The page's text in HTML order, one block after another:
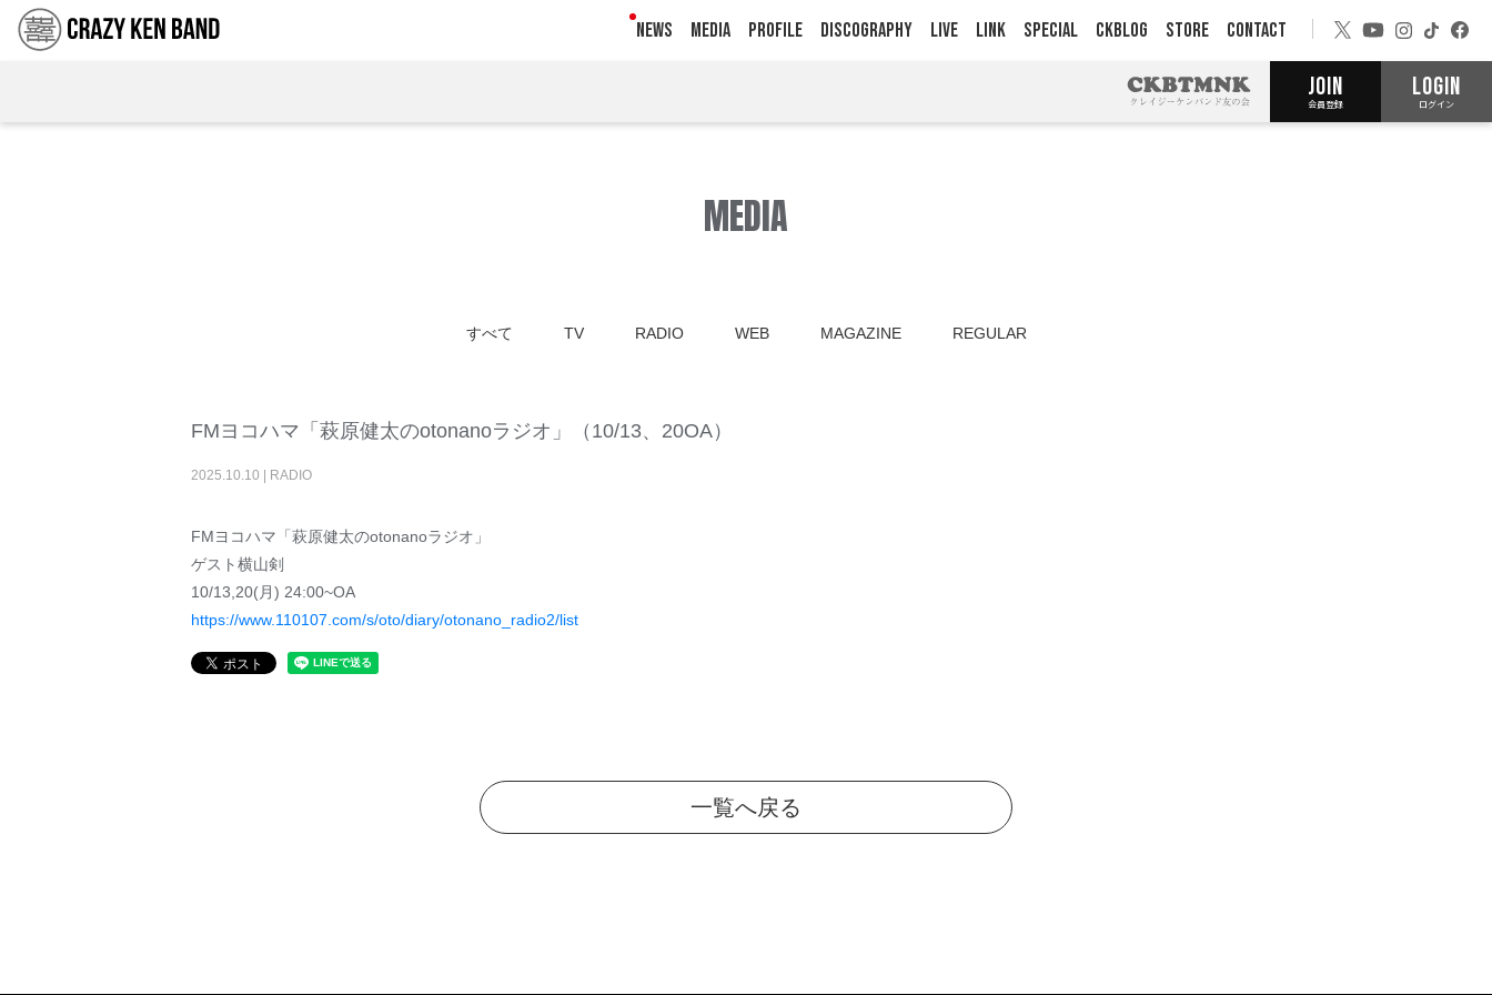
NEWS MEDIA PROFILE DISCOGRAPHY LIVE LINK SPECIAL CKBLOG STORE CONTACT
JOIN
会員登録
LOGIN
ログイン
MEDIA
すべて TV RADIO WEB MAGAZINE REGULAR
FMヨコハマ「萩原健太のotonanoラジオ」（10/13、20OA）
2025.10.10 RADIO
FMヨコハマ「萩原健太のotonanoラジオ」
ゲスト横山剣
10/13,20(月) 24:00~OA
https://www.110107.com/s/oto/diary/otonano_radio2/list
一覧へ戻る